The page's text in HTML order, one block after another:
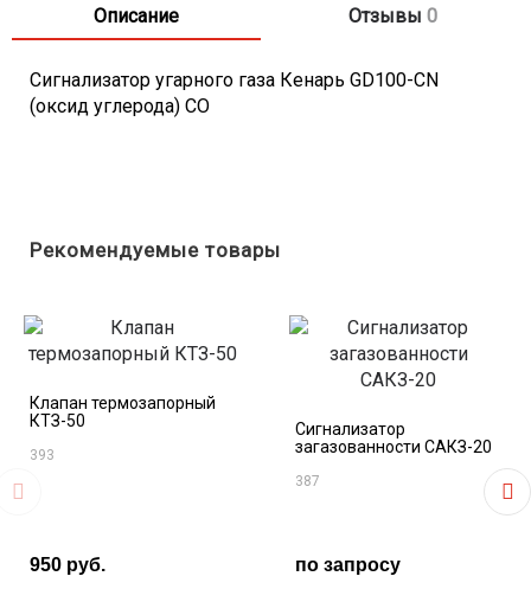
Питание от сетевого адаптера
220 В
Потребляемая мощность, не более
Описание Отзывы 0
Сигнализатор угарного газа Кенарь GD100-CN
(оксид углерода) CO
Рекомендуемые товары
Клапан термозапорный
КТЗ-50
393
950 руб.
Сигнализатор
загазованности САКЗ-20
387
по запросу